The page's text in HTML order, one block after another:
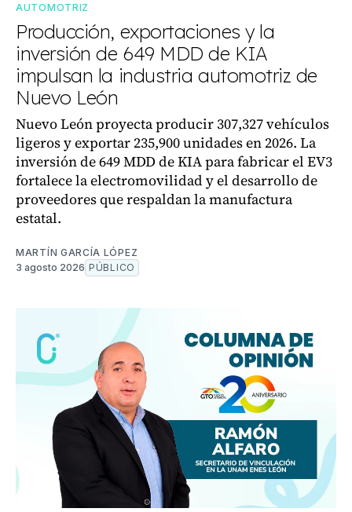
AUTOMOTRIZ
Producción, exportaciones y la
inversión de 649 MDD de KIA
impulsan la industria automotriz de
Nuevo León
Nuevo León proyecta producir 307,327 vehículos
ligeros y exportar 235,900 unidades en 2026. La
inversión de 649 MDD de KIA para fabricar el EV3
fortalece la electromovilidad y el desarrollo de
proveedores que respaldan la manufactura
estatal.
MARTÍN GARCÍA LÓPEZ
3 agosto 2026 PÚBLICO